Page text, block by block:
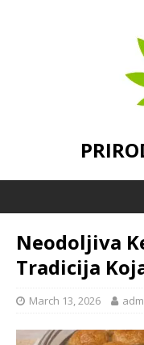
Neodoljiva
Tradicija
March 13, 2026